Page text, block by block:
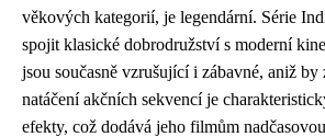
věkových kategorií, je legendární. Série
spojit klasické dobrodružství s moderní
jsou současně vzrušující i zábavné, aniž
natáčení akčních sekvencí je
efekty, což dodává jeho filmům